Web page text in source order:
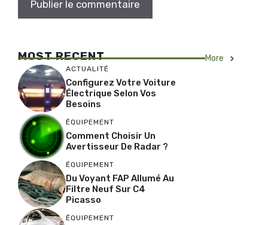
MOST RECENT More
ACTUALITÉ
Configurez Votre Voiture
Électrique Selon Vos
Besoins
ÉQUIPEMENT
Comment Choisir Un
Avertisseur De Radar ?
ÉQUIPEMENT
Du Voyant FAP Allumé Au
Filtre Neuf Sur C4
Picasso
ÉQUIPEMENT